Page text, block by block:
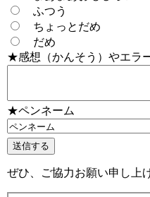
ふつう
ちょっとだめ
だめ
★感想（かんそう）やエラ
★ペンネーム
ぜひ、ご協力お願い申し上